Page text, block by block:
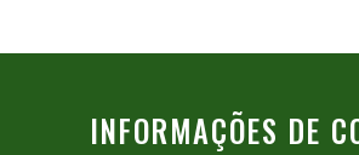
INFORMAÇÕES DE